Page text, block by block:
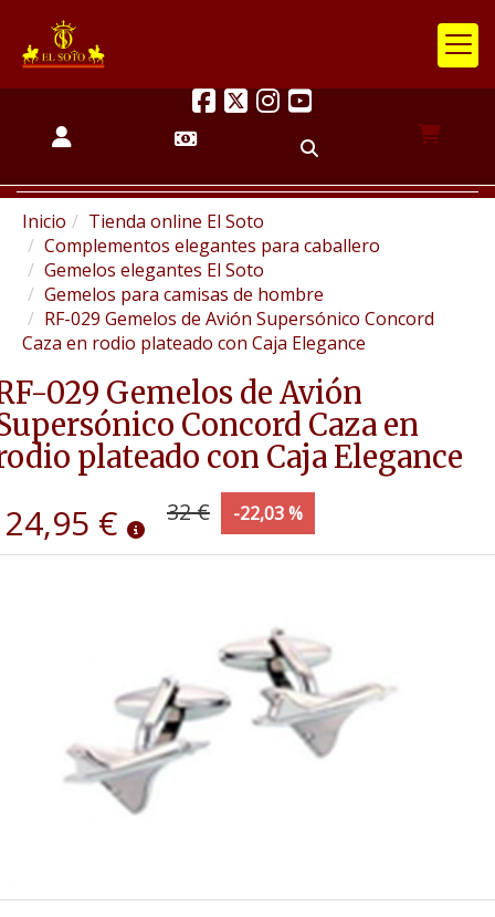
Inicio
Tienda online El Soto
Complementos elegantes para caballero
Gemelos elegantes El Soto
Gemelos para camisas de hombre
RF-029 Gemelos de Avión Supersónico Concord
Caza en rodio plateado con Caja Elegance
029 Gemelos de Avión
Concord Caza en
plateado con Caja Elegance
24,95 € 32 € -22,03 %